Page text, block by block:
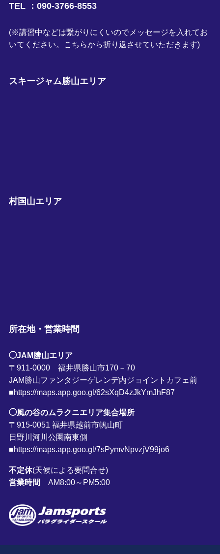
TEL ：090-3766-8553
(※講習中などは繋がりにくいのでメッセージを入れてお
いてください。こちらから折り返させていただきます)
スキージャム勝山エリア
村国山エリア
所在地・営業時間
◯JAM勝山エリア
〒911-0000 福井県勝山市170－70
JAM勝山ファンタジーゲレンデ内ジョイントカフェ前
■https://maps.app.goo.gl/62sXqD4zJkYmJhF87
◯風の谷のムラクニエリア集合場所
〒915-0051 福井県越前市帆山町
日野川河川公園南東側
■https://maps.app.goo.gl/7sPymvNpvzjV99jo6
不定休(天候による要問合せ)
営業時間
AM8:00～PM5:00